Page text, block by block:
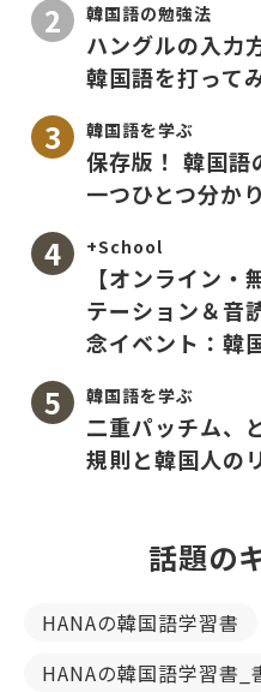
韓国語の勉強法
ハングルの入力
韓国語を打って
韓国語を学ぶ
保存版！ 韓国語
一つひとつ分か
+School
【オンライン
テーション＆音
念イベント：韓
韓国語を学ぶ
二重パッチム、
規則と韓国人の
話題の
HANAの韓国語学習書
HANAの韓国語学習書_